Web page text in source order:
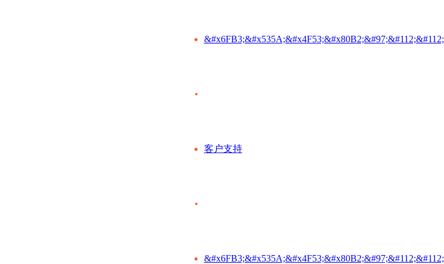
&#x6FB3;&#x535A;&#x4F53;&#x80B2;&#97;&#112;&#112;
客户支持
&#x6FB3;&#x535A;&#x4F53;&#x80B2;&#97;&#112;&#112;